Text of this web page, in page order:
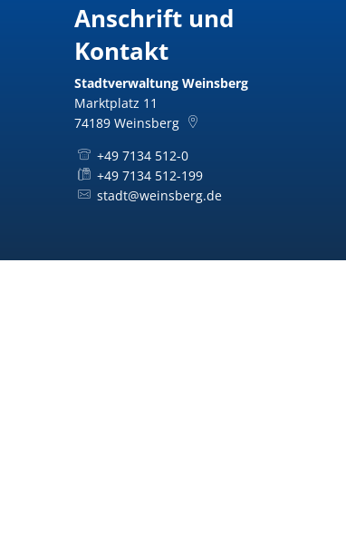
Anschrift und
Kontakt
Stadtverwaltung Weinsberg
Marktplatz 11
74189 Weinsberg
+49 7134 512-0
+49 7134 512-199
stadt@weinsberg.de